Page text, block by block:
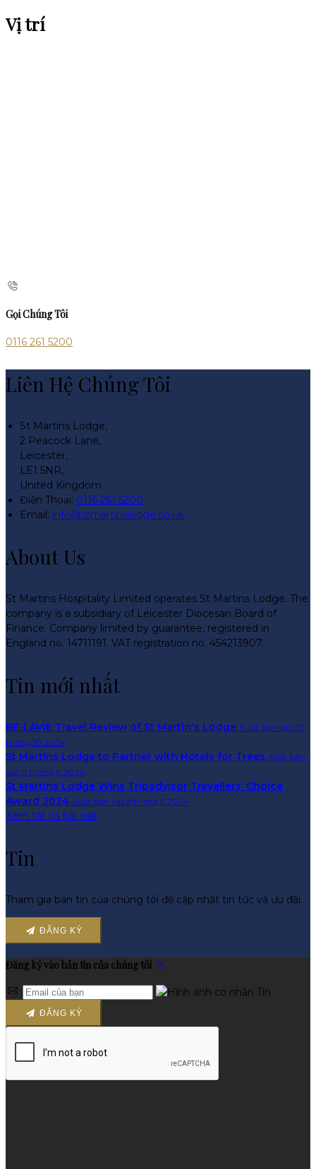
Vị trí
Gọi Chúng Tôi
0116 261 5200
Liên Hệ Chúng Tôi
St Martins Lodge,
2 Peacock Lane,
Leicester,
LE1 5NR,
United Kingdom
Điện Thoại: 0116 261 5200
Email: info@stmartinslodge.co.uk
About Us
St Martins Hospitality Limited operates St Martins Lodge. The
company is a subsidiary of Leicester Diocesan Board of
Finance. Company limited by guarantee, registered in
England no. 14711191. VAT registration no. 454213907.
Tin mới nhất
BE-LAVIE Travel Review of St Martin's Lodge Xuất bản vào 23
tháng 10 2024
St Martins Lodge to Partner with Hotels for Trees Xuất bản
vào 11 tháng 6 2024
St Martins Lodge Wins Tripadvisor Travellers’ Choice
Award 2024 Xuất bản vào 8 tháng 5 2024
Xem tất cả bài viết
Tin
Tham gia bản tin của chúng tôi để cập nhật tin tức và ưu đãi.
ĐĂNG KÝ
Đăng ký vào bản tin của chúng tôi
ĐĂNG KÝ